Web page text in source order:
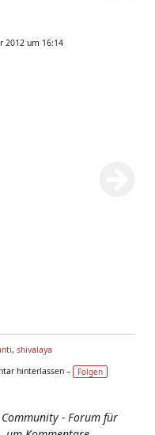
2012 um 16:14
, shivalaya
hinterlassen –
Folgen
- Forum für